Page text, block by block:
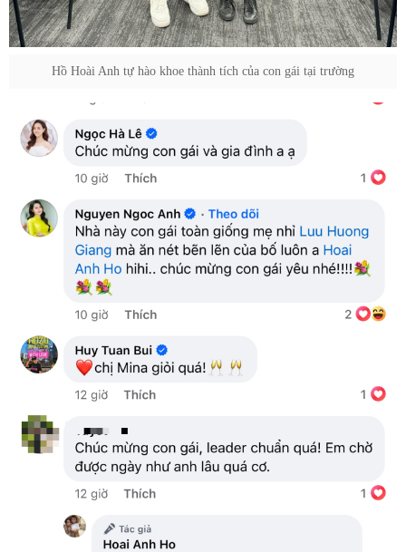
Hồ Hoài Anh tự hào khoe thành tích của con gái tại trường